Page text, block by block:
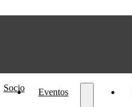
Socio Eventos